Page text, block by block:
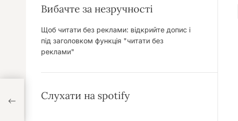
Вибачте за незручності
Щоб читати без реклами: відкрийте допис і
під заголовком функція "читати без
реклами"
Слухати на spotify